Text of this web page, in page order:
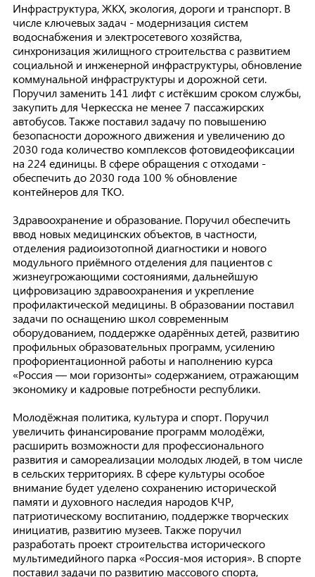
Инфраструктура, ЖКХ, экология, дороги и транспорт. В
числе ключевых задач - модернизация систем
водоснабжения и электросетевого хозяйства,
синхронизация жилищного строительства с развитием
социальной и инженерной инфраструктуры, обновление
коммунальной инфраструктуры и дорожной сети.
Поручил заменить 141 лифт с истёкшим сроком службы,
закупить для Черкесска не менее 7 пассажирских
автобусов. Также поставил задачу по повышению
безопасности дорожного движения и увеличению до
2030 года количество комплексов фотовидеофиксации
на 224 единицы. В сфере обращения с отходами -
обеспечить до 2030 года 100 % обновление
контейнеров для ТКО.
Здравоохранение и образование. Поручил обеспечить
ввод новых медицинских объектов, в частности,
отделения радиоизотопной диагностики и нового
модульного приёмного отделения для пациентов с
жизнеугрожающими состояниями, дальнейшую
цифровизацию здравоохранения и укрепление
профилактической медицины. В образовании поставил
задачи по оснащению школ современным
оборудованием, поддержке одарённых детей, развитию
профильных образовательных программ, усилению
профориентационной работы и наполнению курса
«Россия — мои горизонты» содержанием, отражающим
экономику и кадровые потребности республики.
Молодёжная политика, культура и спорт. Поручил
увеличить финансирование программ молодёжи,
расширить возможности для профессионального
развития и самореализации молодых людей, в том числе
в сельских территориях. В сфере культуры особое
внимание будет уделено сохранению исторической
памяти и духовного наследия народов КЧР,
патриотическому воспитанию, поддержке творческих
инициатив, развитию музеев. Также поручил
разработать проект строительства исторического
мультимедийного парка «Россия-моя история». В спорте
поставил задачи по развитию массового спорта,